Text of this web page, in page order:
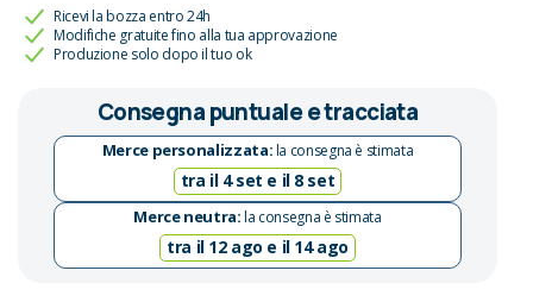
Ricevi la bozza entro 24h
Modifiche gratuite fino alla tua approvazione
Produzione solo dopo il tuo ok
Consegna puntuale e tracciata
Merce personalizzata:la consegna è stimata
tra il 4 set e il 8 set
Merce neutra:la consegna è stimata
tra il 12 ago e il 14 ago